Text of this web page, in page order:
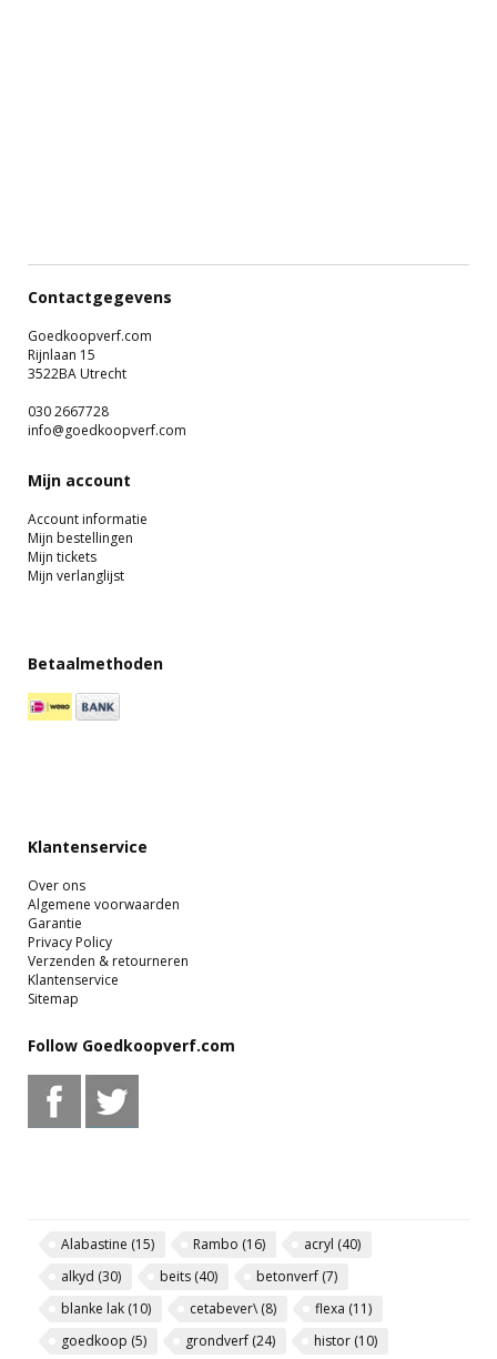
Contactgegevens
Goedkoopverf.com
Rijnlaan 15
3522BA Utrecht
030 2667728
info@goedkoopverf.com
Mijn account
Account informatie
Mijn bestellingen
Mijn tickets
Mijn verlanglijst
Betaalmethoden
Klantenservice
Over ons
Algemene voorwaarden
Garantie
Privacy Policy
Verzenden & retourneren
Klantenservice
Sitemap
Follow Goedkoopverf.com
Alabastine (15) Rambo (16) acryl (40)
alkyd (30) beits (40) betonverf (7)
blanke lak (10) cetabever\(8) flexa (11)
goedkoop (5) grondverf (24) histor (10)